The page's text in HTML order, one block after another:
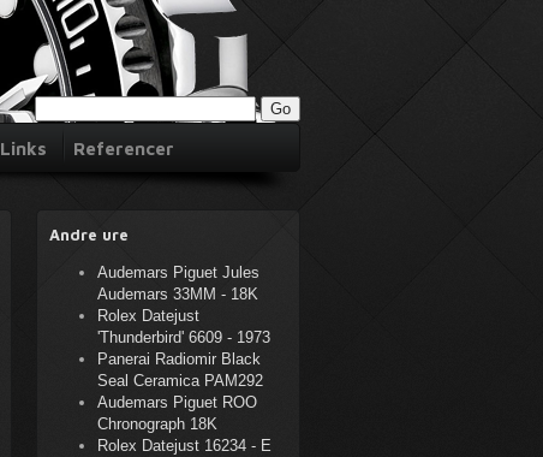
Links Referencer
Andre ure
Audemars Piguet Jules
Audemars 33MM - 18K
Rolex Datejust
'Thunderbird' 6609 - 1973
Panerai Radiomir Black
Seal Ceramica PAM292
Audemars Piguet ROO
Chronograph 18K
Rolex Datejust 16234 - E